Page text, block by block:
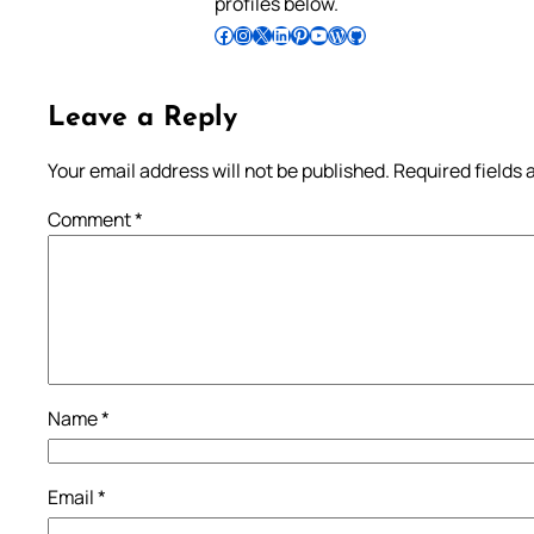
Follow Pradeep on Facebook Follow Pradeep on InstagramFollow Pradeep on X Follow Pradeep on LinkedIn Follow Pradeep on Pinterest Subscribe to Pradeep’s Youtube Channel Follow Pradeep on WordPress Follow Pradeep on GitHub
Leave a Reply
Your email address will not be published. Required fields
Comment*
Name*
Email*